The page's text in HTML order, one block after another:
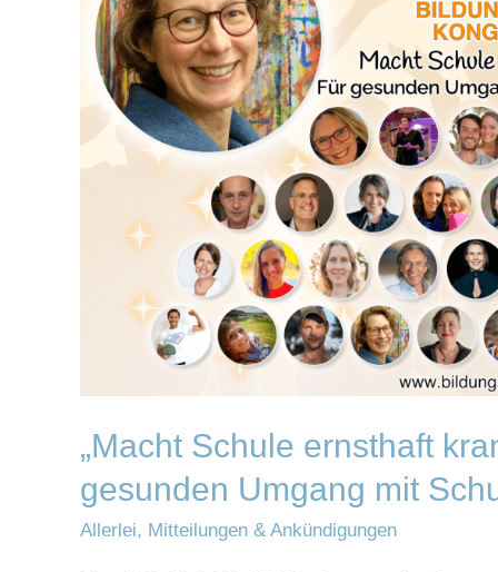
„Macht Schule ernsthaft
gesunden Umgang mit
Allerlei, Mitteilungen & Ankündigungen
krank?
Der
Online-
Kongress
Umgang
Schule